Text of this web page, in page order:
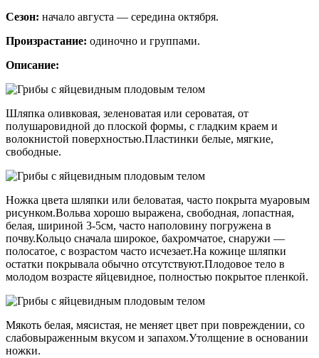
Сезон: начало августа — середина октября.
Произрастание: одиночно и группами.
Описание:
Шляпка оливковая, зеленоватая или сероватая, от
полушаровидной до плоской формы, с гладким краем и
волокнистой поверхностью.Пластинки белые, мягкие,
свободные.
Ножка цвета шляпки или беловатая, часто покрыта муаровым
рисунком.Вольва хорошо выражена, свободная, лопастная,
белая, шириной 3-5см, часто наполовину погружена в
почву.Кольцо сначала широкое, бахромчатое, снаружи —
полосатое, с возрастом часто исчезает.На кожице шляпки
остатки покрывала обычно отсутствуют.Плодовое тело в
молодом возрасте яйцевидное, полностью покрытое пленкой.
Мякоть белая, мясистая, не меняет цвет при повреждении, со
слабовыраженным вкусом и запахом.Утолщение в основании
ножки.